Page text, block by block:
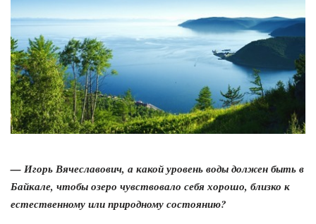
— Игорь Вячеславович, а какой уровень воды должен быть в
Байкале, чтобы озеро чувствовало себя хорошо, близко к
естественному или природному состоянию?